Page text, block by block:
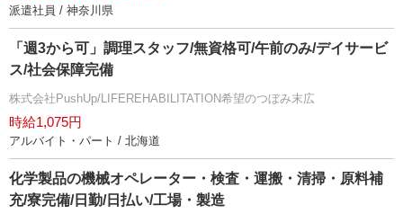
派遣社員 / 神奈川県
「週3から可」調理スタッフ/無資格可/午前のみ/デイサービ
ス/社会保障完備
株式会社PushUp/LIFEREHABILITATION希望のつぼみ末広
時給1,075円
アルバイト・パート / 北海道
化学製品の機械オペレーター・検査・運搬・清掃・原料補
充/寮完備/日勤/日払い/工場・製造